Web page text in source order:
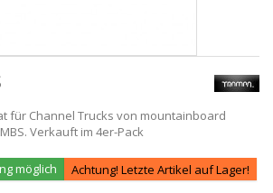
für Channel Trucks von mountainboard
Verkauft im 4er-Pack
möglich Achtung! Letzte Artikel auf Lager!